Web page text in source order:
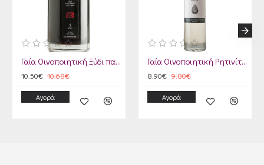
Γαία Οινοποιητική Ξύδι παλαίωσης 5 ετών
10.50€ 10.68€
Αγορά
Γαία Οινοποιητική Ρητινίτης Nobilis
8.90€ 9.80€
Αγορά